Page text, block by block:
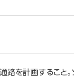
を計画すること。